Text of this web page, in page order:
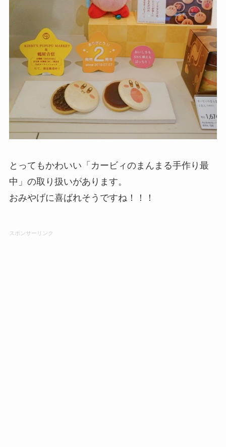
とってもかわいい「カービィのまんまる手作り最
中」の取り扱いがあります。
おみやげに喜ばれそうですね！！！
スポンサーリンク